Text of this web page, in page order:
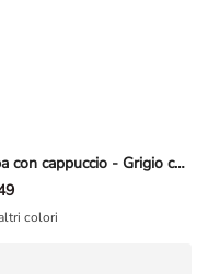
Felpa con cappuccio - Grigio chiaro
colori